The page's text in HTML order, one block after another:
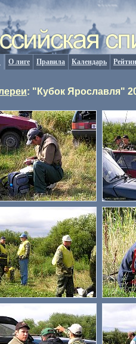
О лиге Правила Календарь
: "Кубок Ярославля"